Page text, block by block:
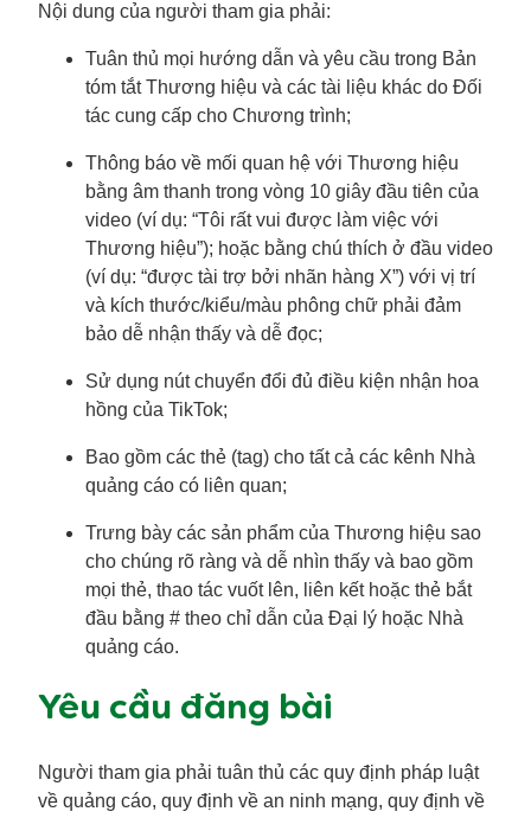
Nội dung của người tham gia phải:
Tuân thủ mọi hướng dẫn và yêu cầu trong Bản
tóm tắt Thương hiệu và các tài liệu khác do Đối
tác cung cấp cho Chương trình;
Thông báo về mối quan hệ với Thương hiệu
bằng âm thanh trong vòng 10 giây đầu tiên của
video (ví dụ: “Tôi rất vui được làm việc với
Thương hiệu”); hoặc bằng chú thích ở đầu video
(ví dụ: “được tài trợ bởi nhãn hàng X”) với vị trí
và kích thước/kiểu/màu phông chữ phải đảm
bảo dễ nhận thấy và dễ đọc;
Sử dụng nút chuyển đổi đủ điều kiện nhận hoa
hồng của TikTok;
Bao gồm các thẻ (tag) cho tất cả các kênh Nhà
quảng cáo có liên quan;
Trưng bày các sản phẩm của Thương hiệu sao
cho chúng rõ ràng và dễ nhìn thấy và bao gồm
mọi thẻ, thao tác vuốt lên, liên kết hoặc thẻ bắt
đầu bằng # theo chỉ dẫn của Đại lý hoặc Nhà
quảng cáo.
Yêu cầu đăng bài
Người tham gia phải tuân thủ các quy định pháp luật
về quảng cáo, quy định về an ninh mạng, quy định về